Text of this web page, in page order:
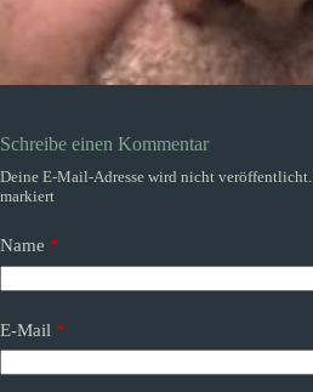
Schreibe einen Kommentar
Deine E-Mail-Adresse wird nicht veröffentlicht.
markiert
Name *
E-Mail *